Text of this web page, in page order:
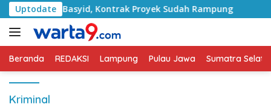
Langsung
ke
konten
Uptodate
RA Basyid, Kontrak Proyek Sudah Rampung
Beranda REDAKSI Lampung Pulau Jawa Sumatra
Kriminal